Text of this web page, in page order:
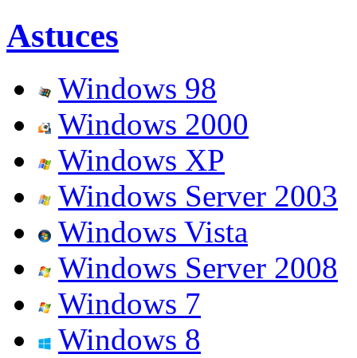
Astuces
Windows 98
Windows 2000
Windows XP
Windows Server 2003
Windows Vista
Windows Server 2008
Windows 7
Windows 8